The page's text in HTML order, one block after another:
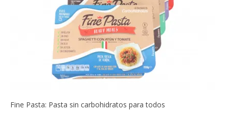
Fine Pasta: Pasta sin carbohidratos para todos